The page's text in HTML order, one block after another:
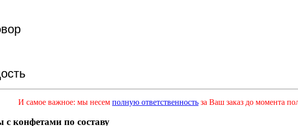
И самое важное: мы несем полную ответственность за Ваш заказ до момента
с конфетами по составу